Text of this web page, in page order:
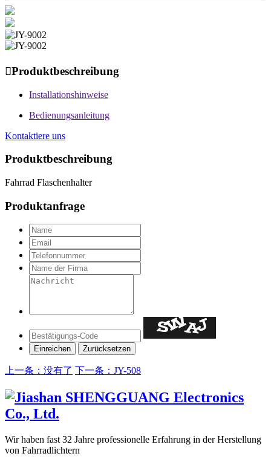
Produktbeschreibung
Installationshinweise
Bedienungsanleitung
Kontaktiere uns
Produktbeschreibung
Fahrrad Flaschenhalter
Produktanfrage
上一条：没有了 下一条：JY-508
Wir haben fast 32 Jahre professionelle Erfahrung in der Herstellung
von Fahrradlichtern